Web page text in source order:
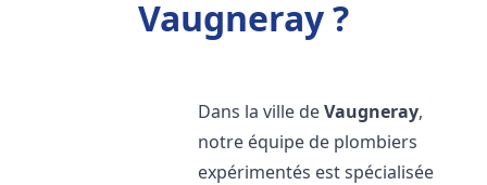
Vaugneray ?
Dans la ville deVaugneray,
notre équipe de plombiers
expérimentés est spécialisée